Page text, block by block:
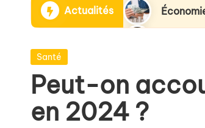
A
c
t
u
un
clic
avec
ClicActu
Actualités
Impact
Posted
Santé
Peut-on
en 2024 ?